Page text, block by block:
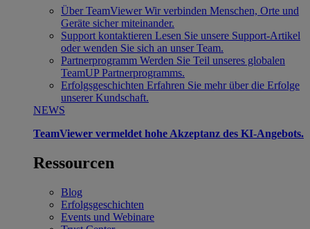
Über TeamViewer Wir verbinden Menschen, Orte und
Geräte sicher miteinander.
Support kontaktieren Lesen Sie unsere Support-Artikel
oder wenden Sie sich an unser Team.
Partnerprogramm Werden Sie Teil unseres globalen
TeamUP Partnerprogramms.
Erfolgsgeschichten Erfahren Sie mehr über die Erfolge
unserer Kundschaft.
NEWS
TeamViewer vermeldet hohe Akzeptanz des KI-Angebots.
Ressourcen
Blog
Erfolgsgeschichten
Events und Webinare